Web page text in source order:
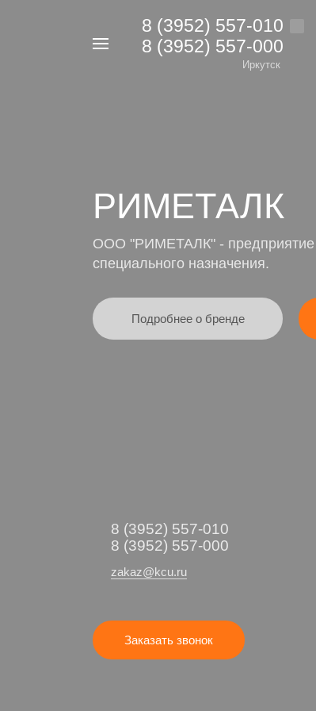
8 (3952) 557-010
8 (3952) 557-000
Иркутск
РИМЕТАЛК
ООО "РИМЕТАЛК" - предприятие
специального назначения.
Подробнее о бренде
8 (3952) 557-010
8 (3952) 557-000
zakaz@kcu.ru
Заказать звонок